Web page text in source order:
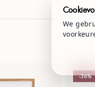
-36%
We